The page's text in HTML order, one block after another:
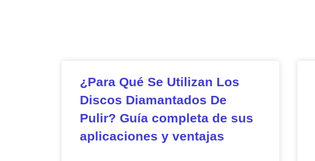
¿Para Qué Se Utilizan Los
Discos Diamantados De
Pulir? Guía completa de sus
aplicaciones y ventajas